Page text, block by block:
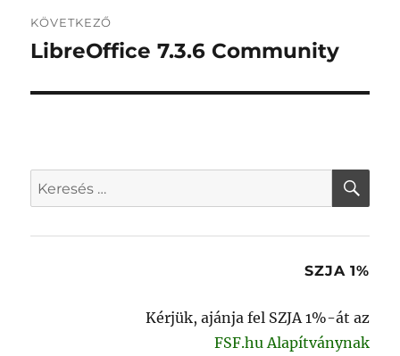
KÖVETKEZŐ
Következő
LibreOffice 7.3.6 Community
Keresés
a
SZJA 1%
Kérjük, ajánja fel SZJA 1%-át az
FSF.hu Alapítványnak